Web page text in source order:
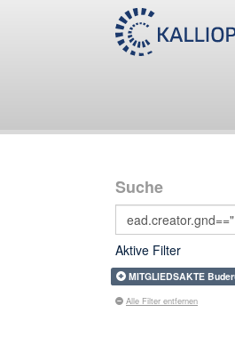
Suche
Aktive Filter
MITGLIEDSAKTE
Alle Filter entfernen